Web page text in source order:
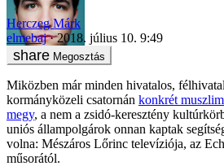
Herczeg Márk
elmebaj
2018. július 10. 9:49
Megosztás
Miközben már minden hivatalos,
kormányközeli csatornán konkrét
megy, a nem a zsidó-keresztény
uniós állampolgárok onnan kaptak
volna: Mészáros Lőrinc televíziója, az
műsorától.